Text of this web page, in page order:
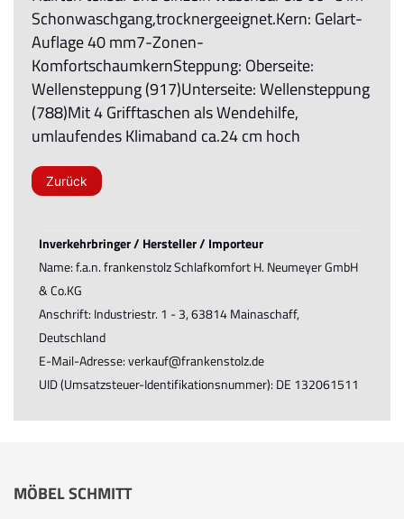
Schonwaschgang,trocknergeeignet.Kern: Gelart-
Auflage 40 mm7-Zonen-
KomfortschaumkernSteppung: Oberseite:
Wellensteppung (917)Unterseite: Wellensteppung
(788)Mit 4 Grifftaschen als Wendehilfe,
umlaufendes Klimaband ca.24 cm hoch
Zurück
Inverkehrbringer / Hersteller / Importeur
Name: f.a.n. frankenstolz Schlafkomfort H. Neumeyer GmbH
& Co.KG
Anschrift: Industriestr. 1 - 3, 63814 Mainaschaff,
Deutschland
E-Mail-Adresse: verkauf@frankenstolz.de
UID (Umsatzsteuer-Identifikationsnummer): DE 132061511
MÖBEL SCHMITT